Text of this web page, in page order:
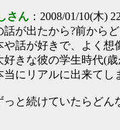
さん ：2008/01/10(木)
が出たから?前から
話が好きで、よく想
きな彼の学生時代(
当にリアルに出来て
と続けていたらどん